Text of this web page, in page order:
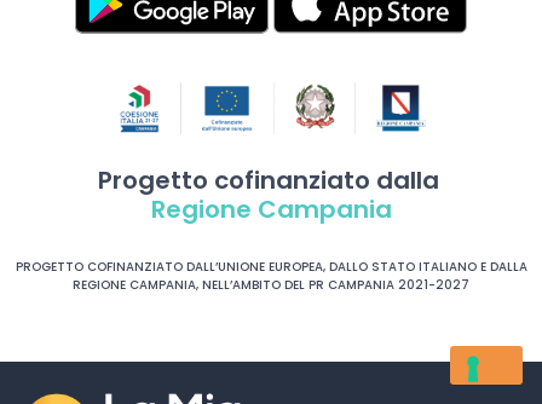
Progetto cofinanziato dalla
Regione Campania
PROGETTO COFINANZIATO DALL’UNIONE EUROPEA, DALLO STATO ITALIANO E DALLA
REGIONE CAMPANIA, NELL’AMBITO DEL PR CAMPANIA 2021-2027